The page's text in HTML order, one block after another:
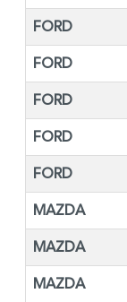
FORD
FORD
FORD
FORD
FORD
MAZDA
MAZDA
MAZDA